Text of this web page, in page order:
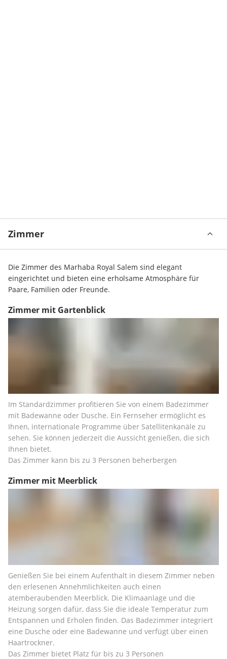
Zimmer
Die Zimmer des Marhaba Royal Salem sind elegant
eingerichtet und bieten eine erholsame Atmosphäre für
Paare, Familien oder Freunde.
Zimmer mit Gartenblick
Im Standardzimmer profitieren Sie von einem Badezimmer
mit Badewanne oder Dusche. Ein Fernseher ermöglicht es
Ihnen, internationale Programme über Satellitenkanäle zu
sehen. Sie können jederzeit die Aussicht genießen, die sich
Ihnen bietet.
Das Zimmer kann bis zu 3 Personen beherbergen
Zimmer mit Meerblick
Genießen Sie bei einem Aufenthalt in diesem Zimmer neben
den erlesenen Annehmlichkeiten auch einen
atemberaubenden Meerblick. Die Klimaanlage und die
Heizung sorgen dafür, dass Sie die ideale Temperatur zum
Entspannen und Erholen finden. Das Badezimmer integriert
eine Dusche oder eine Badewanne und verfügt über einen
Haartrockner.
Das Zimmer bietet Platz für bis zu 3 Personen